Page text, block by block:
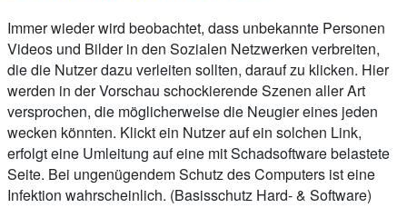
Immer wieder wird beobachtet, dass unbekannte Personen
Videos und Bilder in den Sozialen Netzwerken verbreiten,
die die Nutzer dazu verleiten sollten, darauf zu klicken. Hier
werden in der Vorschau schockierende Szenen aller Art
versprochen, die möglicherweise die Neugier eines jeden
wecken könnten. Klickt ein Nutzer auf ein solchen Link,
erfolgt eine Umleitung auf eine mit Schadsoftware belastete
Seite. Bei ungenügendem Schutz des Computers ist eine
Infektion wahrscheinlich. (Basisschutz Hard- & Software)